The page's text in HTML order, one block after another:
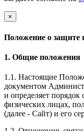
×
Положение о защите
1. Общие положения
1.1. Настоящие
документом
и определяет
физических лицах,
(далее - Сайт) и его